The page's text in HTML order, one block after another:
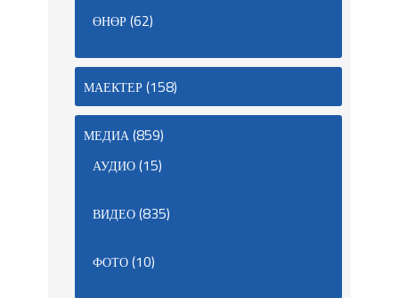
ӨНӨР(62)
МАЕКТЕР(158)
МЕДИА(859)
АУДИО(15)
ВИДЕО(835)
ФОТО(10)